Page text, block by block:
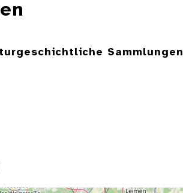
Sammlungen